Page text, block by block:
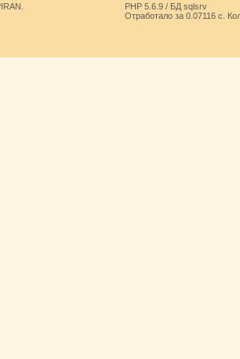
PHP 5.6.9 / БД sqlsrv
Отработало за 0.07116 с.